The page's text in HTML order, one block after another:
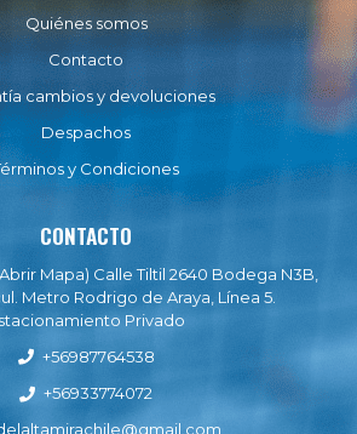
Quiénes somos
Contacto
cambios y devoluciones
Despachos
y Condiciones
CONTACTO
Mapa) Calle Tiltil 2640 Bodega N3B,
Metro Rodrigo de Araya, Línea 5.
Privado
+56987764538
+56933774072